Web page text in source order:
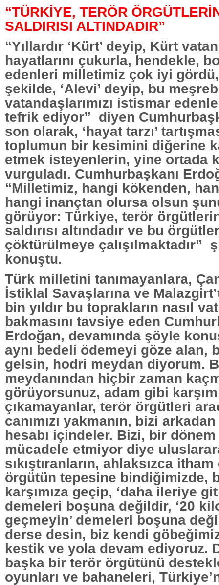
“TÜRKİYE, TERÖR
SALDIRISI ALTINDADIR”
“Yıllardır ‘Kürt’ deyip, Kürt
hayatlarını çukurla, hendekle,
edenleri milletimiz çok iyi
şekilde, ‘Alevi’ deyip, bu
vatandaşlarımızı istismar
tefrik ediyor” diyen
son olarak, ‘hayat tarzı’
toplumun bir kesimini diğerine
etmek isteyenlerin, yine ortada
vurguladı. Cumhurbaşkanı
“Milletimiz, hangi kökenden,
hangi inançtan olursa olsun
görüyor: Türkiye, terör
saldırısı altındadır ve bu
çöktürülmeye çalışılmaktadır”
konuştu.
Türk milletini tanımayanlara,
İstiklal Savaşlarına ve
bin yıldır bu toprakların nasıl
bakmasını tavsiye eden
Erdoğan, devamında şöyle
aynı bedeli ödemeyi göze alan,
gelsin, hodri meydan diyorum.
meydanından hiçbir zaman
görüyorsunuz, adam gibi
çıkamayanlar, terör örgütleri
canımızı yakmanın, bizi
hesabı içindeler. Bizi, bir dönem
mücadele etmiyor diye
sıkıştıranların, ahlaksızca
örgütün tepesine bindiğimizde,
karşımıza geçip, ‘daha ileriye
demeleri boşuna değildir, ‘20
geçmeyin’ demeleri boşuna
derse desin, biz kendi
kestik ve yola devam ediyoruz.
başka bir terör örgütünü
oyunları ve bahaneleri,